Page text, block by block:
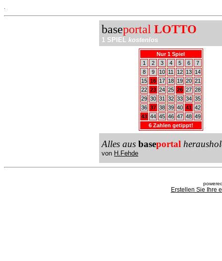
baseportal LOTTO
1 SPIEL kostenlos
Nur 1 Spiel
1
2 3 4 5 6
7
8
9 10 11 12 13
14
15 16 17 18 19 20 21
22 23 24 25 26 27 28
29 30 31 32 33 34 35
36 37 38 39 40 41 42
43 44 45 46 47 48 49
6 Zahlen getippt!
Alles aus baseportal
von H.Fehde
Erstellen Sie Ihre